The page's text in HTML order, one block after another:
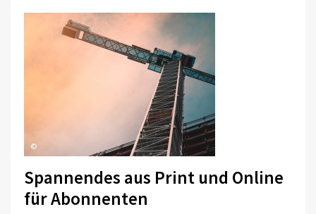
©
Spannendes aus Print und Online
für Abonnenten